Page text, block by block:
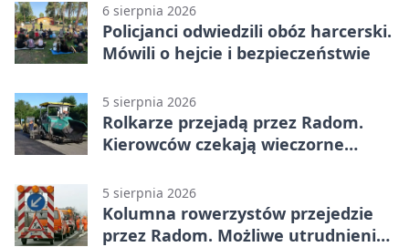
6 sierpnia 2026
Policjanci odwiedzili obóz harcerski.
Mówili o hejcie i bezpieczeństwie
5 sierpnia 2026
Rolkarze przejadą przez Radom.
Kierowców czekają wieczorne
5 sierpnia 2026
Kolumna rowerzystów przejedzie
przez Radom. Możliwe utrudnienia